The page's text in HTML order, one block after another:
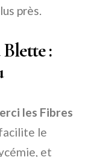
près.
:
les Fibres
le
et